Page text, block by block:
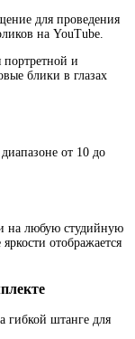
для проведения
на YouTube.
портретной и
блики в глазах
от 10 до
на любую студийную
отображается
гибкой штанге для